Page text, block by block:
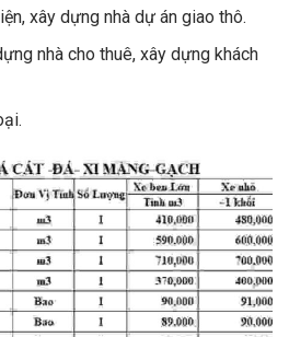
xây dựng nhà dự án giao thô.
nhà cho thuê, xây dựng khách